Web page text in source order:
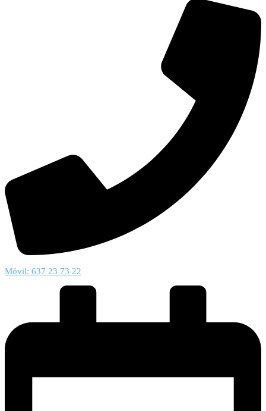
Móvil: 637 23 73 22